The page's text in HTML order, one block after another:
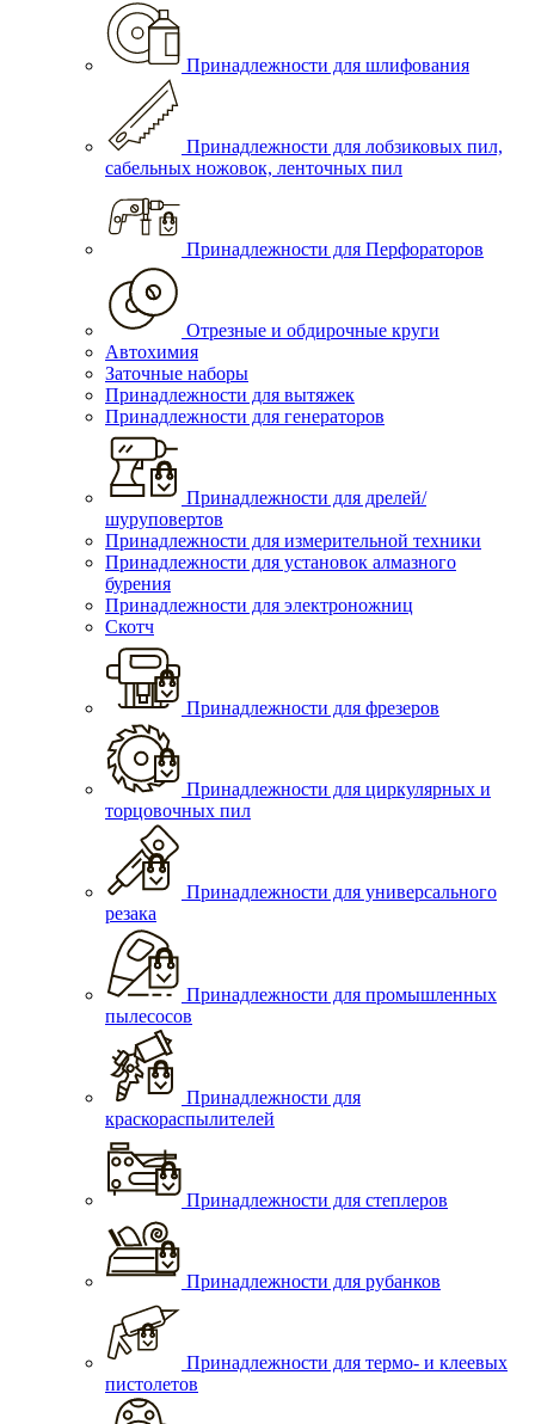
Принадлежности для шлифования
Принадлежности для лобзиковых пил,
сабельных ножовок, ленточных пил
Принадлежности для Перфораторов
Отрезные и обдирочные круги
Автохимия
Заточные наборы
Принадлежности для вытяжек
Принадлежности для генераторов
Принадлежности для дрелей/
шуруповертов
Принадлежности для измерительной техники
Принадлежности для установок алмазного
бурения
Принадлежности для электроножниц
Скотч
Принадлежности для фрезеров
Принадлежности для циркулярных и
торцовочных пил
Принадлежности для универсального
резака
Принадлежности для промышленных
пылесосов
Принадлежности для
краскораспылителей
Принадлежности для степлеров
Принадлежности для рубанков
Принадлежности для термо- и клеевых
пистолетов